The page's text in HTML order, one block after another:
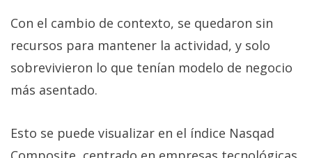
Con el cambio de contexto, se quedaron sin
recursos para mantener la actividad, y solo
sobrevivieron lo que tenían modelo de negocio
más asentado.
Esto se puede visualizar en el índice Nasqad